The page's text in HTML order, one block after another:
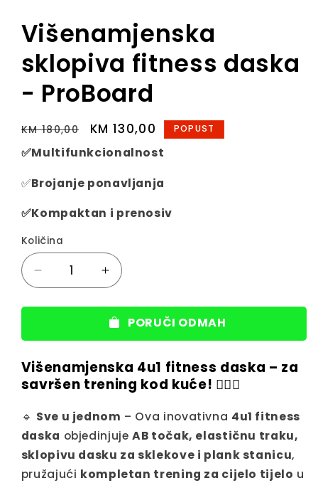
Višenamjenska
sklopiva fitness daska
- ProBoard
Regular
price
KM 180,00
Sale
price
KM 130,00 POPUST
✅Multifunkcionalnost
✅Brojanje ponavljanja
✅Kompaktan i prenosiv
Količina
Decrease
quantity
for
Višenamjenska
sklopiva
daska
-
Increase
quantity
for
Višenamjenska
sklopiva
daska
-
PORUČI ODMAH
Višenamjenska 4u1 fitness daska – za
savršen trening kod kuće! 🏋️‍♂️🔥
🔹 Sve u jednom – Ova inovativna 4u1 fitness
daska objedinjuje AB točak, elastičnu traku,
sklopivu dasku za sklekove i plank stanicu,
pružajući kompletan trening za cijelo tijelo u